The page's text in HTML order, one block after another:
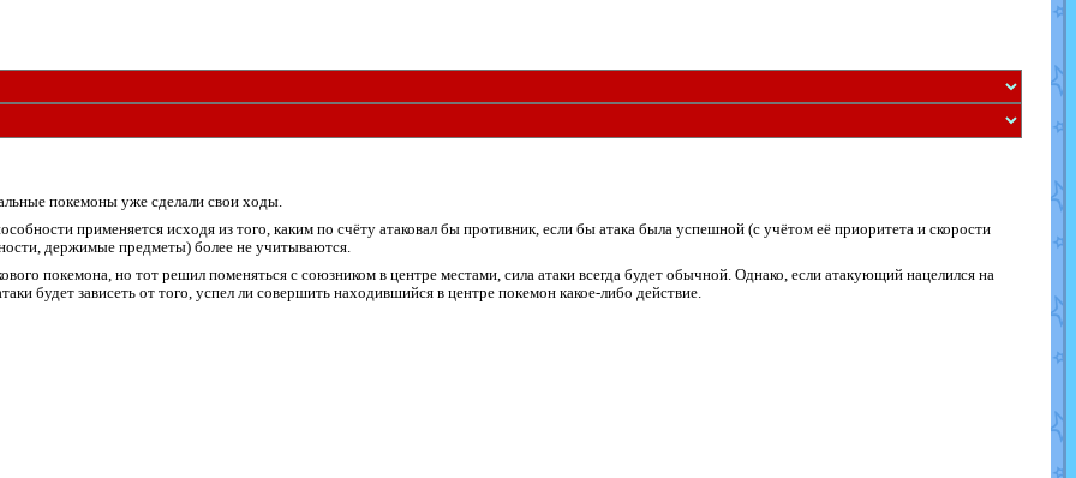
покемоны уже сделали свои ходы.
применяется исходя из того, каким по счёту атаковал бы противник, если бы атака была успешной (с учётом её приоритета и скорости
держимые предметы) более не учитываются.
покемона, но тот решил поменяться с союзником в центре местами, сила атаки всегда будет обычной. Однако, если атакующий нацелился на
будет зависеть от того, успел ли совершить находившийся в центре покемон какое-либо действие.